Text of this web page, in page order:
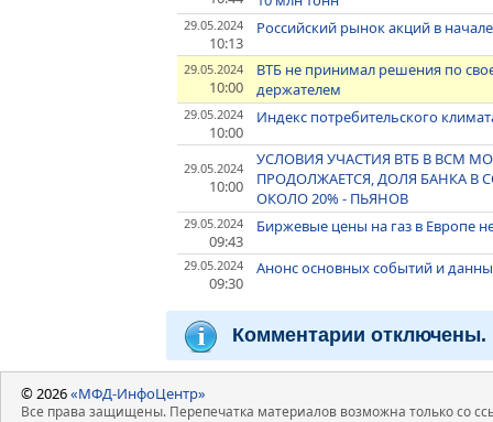
29.05.2024
10:13
Российский рынок акций в
29.05.2024
10:00
ВТБ не принимал решения по
держателем
29.05.2024
10:00
Индекс потребительского
29.05.2024
10:00
УСЛОВИЯ УЧАСТИЯ ВТБ В ВСМ
ПРОДОЛЖАЕТСЯ, ДОЛЯ БАНКА
ОКОЛО 20% - ПЬЯНОВ
29.05.2024
09:43
Биржевые цены на газ в Европе
29.05.2024
09:30
Анонс основных событий и
Комментарии отключены.
© 2026«МФД-ИнфоЦентр»
Все права защищены. Перепечатка материалов возможна только со